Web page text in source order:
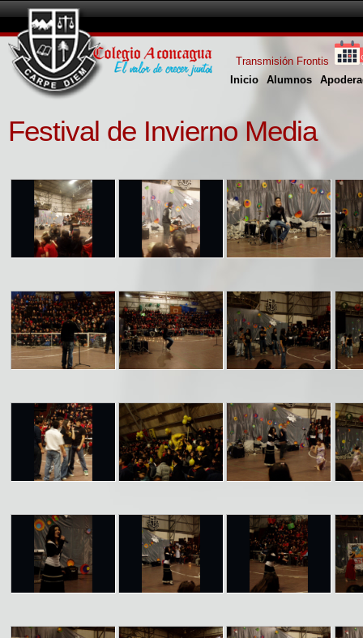
Inicio Alumnos
Transmisión Frontis
Festival de Invierno Media